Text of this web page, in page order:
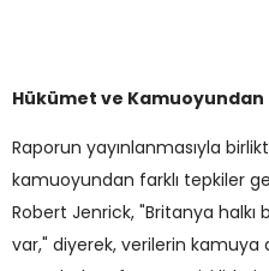
Hükümet ve
Raporun yayınlanmasıyla
kamuoyundan farklı tepkiler
Robert Jenrick, "Britanya halkı
var," diyerek, verilerin kamuya